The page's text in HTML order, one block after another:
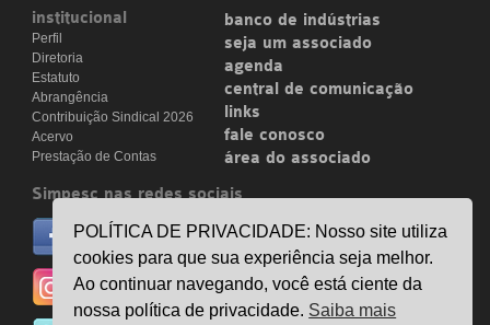
institucional
Perfil
Diretoria
Estatuto
Abrangência
Contribuição Sindical 2026
Acervo
Prestação de Contas
banco de indústrias
seja um associado
agenda
central de comunicação
links
fale conosco
área do associado
Simpesc nas redes sociais
no facebook
/simpesc
no instagram
@simpescplasticos
POLÍTICA DE PRIVACIDADE: Nosso site utiliza
cookies para que sua experiência seja melhor.
Ao continuar navegando, você está ciente da
nossa política de privacidade. Saiba mais